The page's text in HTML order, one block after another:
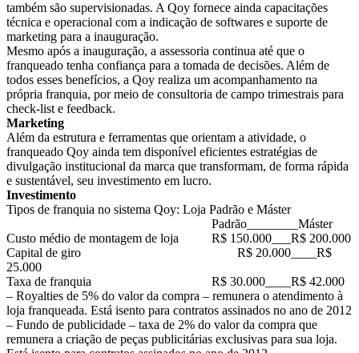
também são supervisionadas. A Qoy fornece ainda capacitações
técnica e operacional com a indicação de softwares e suporte de
marketing para a inauguração.
Mesmo após a inauguração, a assessoria continua até que o
franqueado tenha confiança para a tomada de decisões. Além de
todos esses benefícios, a Qoy realiza um acompanhamento na
própria franquia, por meio de consultoria de campo trimestrais para
check-list e feedback.
Marketing
Além da estrutura e ferramentas que orientam a atividade, o
franqueado Qoy ainda tem disponível eficientes estratégias de
divulgação institucional da marca que transformam, de forma rápida
e sustentável, seu investimento em lucro.
Investimento
Tipos de franquia no sistema Qoy: Loja Padrão e Máster
Padrão________Máster
Custo médio de montagem de loja
R$ 150.000___R$ 200.000
Capital de giro
R$ 20.000____R$
25.000
Taxa de franquia
R$ 30.000____R$ 42.000
– Royalties de 5% do valor da compra – remunera o atendimento à
loja franqueada. Está isento para contratos assinados no ano de 2012
– Fundo de publicidade – taxa de 2% do valor da compra que
remunera a criação de peças publicitárias exclusivas para sua loja.